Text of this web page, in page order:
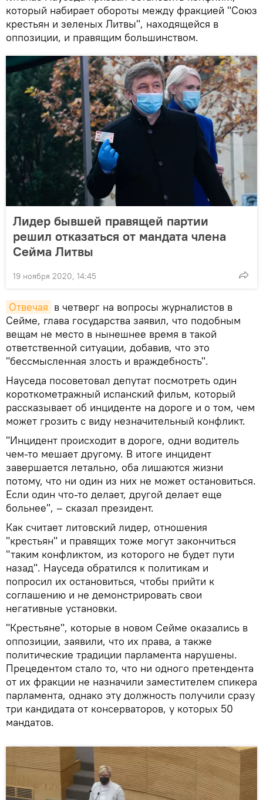
который набирает обороты между фракцией "Союз
крестьян и зеленых Литвы", находящейся в
оппозиции, и правящим большинством.
Лидер бывшей правящей партии
решил отказаться от мандата члена
Сейма Литвы
19 ноября 2020, 14:45
Отвечая в четверг на вопросы журналистов в
Сейме, глава государства заявил, что подобным
вещам не место в нынешнее время в такой
ответственной ситуации, добавив, что это
"бессмысленная злость и враждебность".
Науседа посоветовал депутат посмотреть один
короткометражный испанский фильм, который
рассказывает об инциденте на дороге и о том, чем
может грозить с виду незначительный конфликт.
"Инцидент происходит в дороге, одни водитель
чем-то мешает другому. В итоге инцидент
завершается летально, оба лишаются жизни
потому, что ни один из них не может остановиться.
Если один что-то делает, другой делает еще
больнее", – сказал президент.
Как считает литовский лидер, отношения
"крестьян" и правящих тоже могут закончиться
"таким конфликтом, из которого не будет пути
назад". Науседа обратился к политикам и
попросил их остановиться, чтобы прийти к
соглашению и не демонстрировать свои
негативные установки.
"Крестьяне", которые в новом Сейме оказались в
оппозиции, заявили, что их права, а также
политические традиции парламента нарушены.
Прецедентом стало то, что ни одного претендента
от их фракции не назначили заместителем спикера
парламента, однако эту должность получили сразу
три кандидата от консерваторов, у которых 50
мандатов.